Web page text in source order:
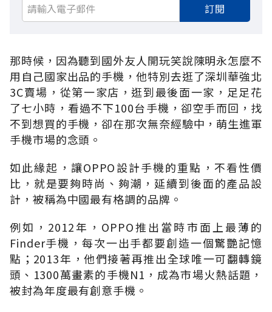
訂閱
那時候，因為聽到國外友人開玩笑說陳明永怎麼不
用自己國家出品的手機，他特別去逛了深圳華強北
3C賣場，從第一家店，逛到最後面一家，足足花
了七小時，看過不下100台手機，卻空手而回，找
不到想買的手機，卻在那次無奈經驗中，萌生進軍
手機市場的念頭。
如此緣起，讓OPPO設計手機的重點，不看性價
比，就是要夠時尚、夠潮，延續到後面的產品設
計，被稱為中國最有格調的品牌。
例如，2012年，OPPO推出當時市面上最薄的
Finder手機，每次一出手都要創造一個驚艷記憶
點；2013年，他們接著再推出全球唯一可翻轉鏡
頭、1300萬畫素的手機N1，成為市場火熱話題，
被封為年度最有創意手機。